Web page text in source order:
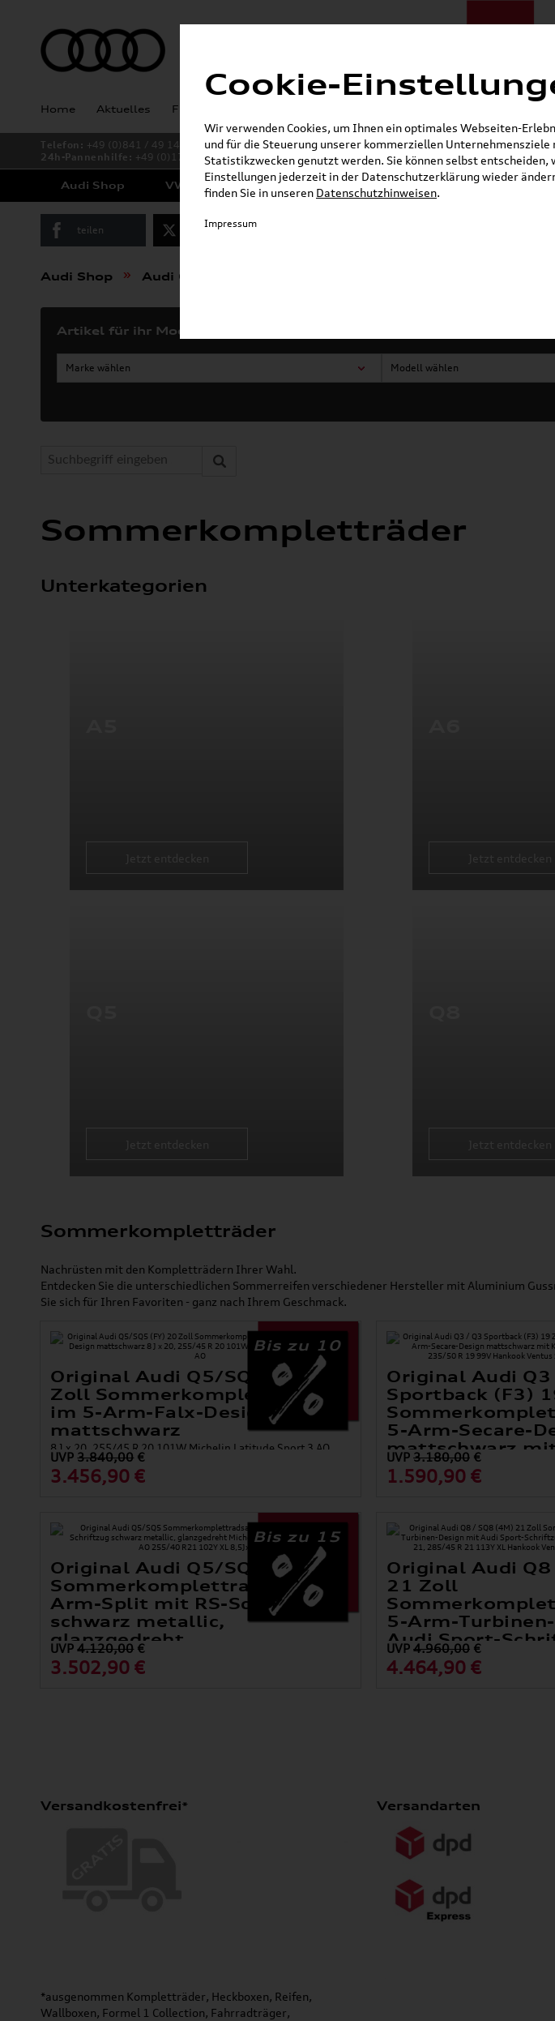
Home Aktuelles Fahrzeugankauf
Telefon: +49 (0)841 / 49 140
24h-Pannenhilfe: +49 (0)171 / 870 72 87 Gerade geöffnet
Audi Shop VW Shop Cupra Shop Seat Shop
teilen Twitter
Audi Shop » Audi Original Räder & Reifen
Artikel für ihr Modell
Marke wählen Modell wählen
Sommerkompletträder
Unterkategorien
Sommerkompletträder
Nachrüsten mit den Kompletträdern Ihrer Wahl.
Entdecken Sie die unterschiedlichen Sommerreifen verschiedener Hersteller mit Aluminium
Sie sich für Ihren Favoriten - ganz nach Ihrem Geschmack.
Bis zu 10
Original Audi Q5/SQ5 (FY) 20
Zoll Sommerkomplettradsatz
im 5-Arm-Falx-Design
mattschwarz
8 J x 20, 255/45 R 20 101W Michelin Latitude Sport 3 AO
UVP3.840,00 €
3.456,90 €
Original Audi Q3
Sportback (F3)
5-Arm-Secare-
mattschwarz
Kontrastfarbe
7 J x 19, 235/50 R 19 99V Hankook
UVP3.180,00 €
1.590,90 €
Bis zu 15
Original Audi Q5/SQ5
Sommerkomplettradsatz 5-
Arm-Split mit RS-Schriftzug
schwarz metallic,
glanzgedreht
Michelin PILOT SPORT 4 SUV A AO 255/40 R21 102Y XL
8,5Jx21,
UVP4.120,00 €
3.502,90 €
Original Audi Q8
21 Zoll
5-Arm-
Audi Sport-
Platinoptik,
10 J x 21, 285/45 R 21 113Y XL
UVP4.960,00 €
4.464,90 €
Versandkostenfrei*
*ausgenommen Kompletträder, Heckboxen, Reifen,
Wallboxen, Formel 1 Collection, Fahrradträger,
Versandarten
Cookie-
Wir verwenden Cookies, um Ihnen ein optimales Webseiten-
und für die Steuerung unserer kommerziellen
Statistikzwecken genutzt werden. Sie können selbst entscheiden,
Einstellungen jederzeit in der Datenschutzerklärung wieder
finden Sie in unseren Datenschutzhinweisen.
Impressum